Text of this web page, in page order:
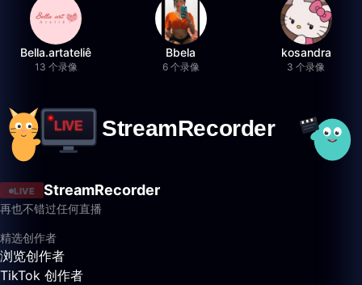
Bella.artateliê
13 个录像
Bbela
6 个录像
kosandra
3 个录像
LIVE StreamRecorder
再也不错过任何直播
精选创作者
浏览创作者
TikTok 创作者